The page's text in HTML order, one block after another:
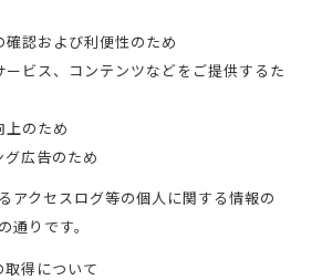
認および利便性のため
ービス、コンテンツなどをご提供するた
上のため
広告のため
アクセスログ等の個人に関する情報の
通りです。
取得について